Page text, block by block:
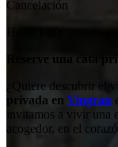
Cancelación
Reserve una cata
¿Quiere descubrir el
privada en Vingrau
invitamos a vivir una
acogedor, en el